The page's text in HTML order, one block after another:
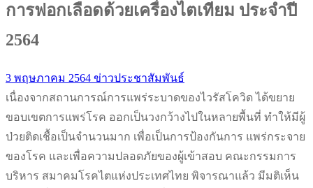
การฟอกเลือดด้วยเครื่องไตเทียม ประจำปี
2564
3 พฤษภาคม 2564 ข่าวประชาสัมพันธ์
เนื่องจากสถานการณ์การแพร่ระบาดของไวรัสโควิด ได้ขยาย
ขอบเขตการแพร่โรค ออกเป็นวงกว้างไปในหลายพื้นที่ ทำให้มีผู้
ป่วยติดเชื้อเป็นจำนวนมาก เพื่อเป็นการป้องกันการ แพร่กระจาย
ของโรค และเพื่อความปลอดภัยของผู้เข้าสอบ คณะกรรมการ
บริหาร สมาคมโรคไตแห่งประเทศไทย พิจารณาแล้ว มีมติเห็น